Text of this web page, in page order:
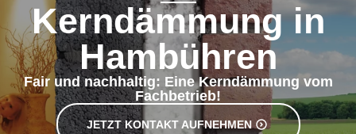
Kerndämmung in
Hambühren
Fair und nachhaltig: Eine Kerndämmung vom
Fachbetrieb!
JETZT KONTAKT AUFNEHMEN